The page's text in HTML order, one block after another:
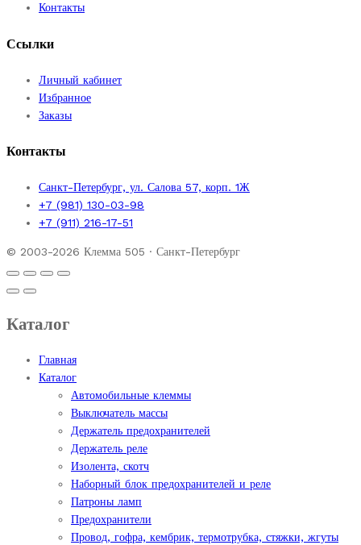
Контакты
Ссылки
Личный кабинет
Избранное
Заказы
Контакты
Санкт-Петербург, ул. Салова 57, корп. 1Ж
+7 (981) 130-03-98
+7 (911) 216-17-51
© 2003-2026 Клемма 505 · Санкт-Петербург
Каталог
Главная
Каталог
Автомобильные клеммы
Выключатель массы
Держатель предохранителей
Держатель реле
Изолента, скотч
Наборный блок предохранителей и реле
Патроны ламп
Предохранители
Провод, гофра, кембрик, термотрубка, стяжки, жгуты